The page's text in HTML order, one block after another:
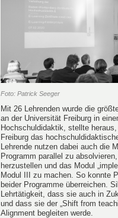
Foto: Patrick Seeger
Mit 26 Lehrenden wurde die
an der Universität Freiburg in
Hochschuldidaktik, stellte
Freiburg das
Lehrende nutzen dabei auch die
Programm parallel zu
herzustellen und das Modul
Modul III zu machen. So konnte
beider Programme überreichen.
Lehrtätigkeit, dass sie auch in
und dass sie der „Shift from
Alignment begleiten werde.